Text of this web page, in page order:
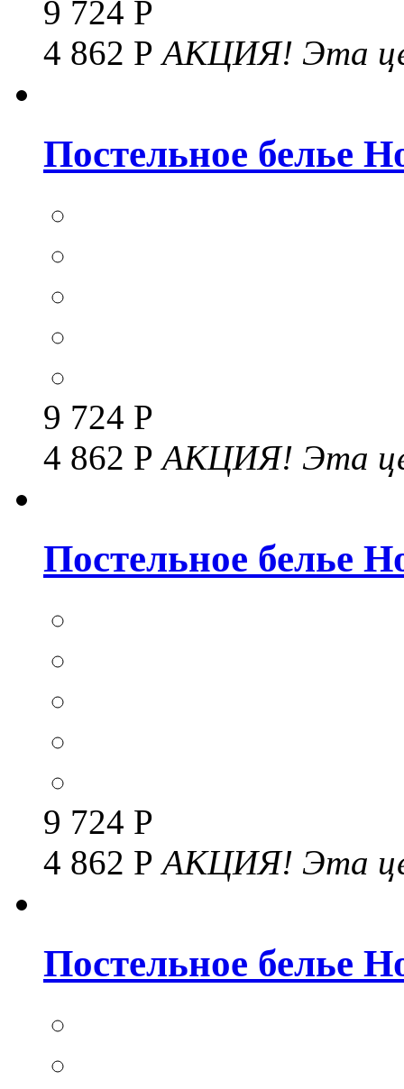
9 724 Р
4 862 РАКЦИЯ! Эта
Постельное белье
9 724 Р
4 862 РАКЦИЯ! Эта
Постельное белье
9 724 Р
4 862 РАКЦИЯ! Эта
Постельное белье